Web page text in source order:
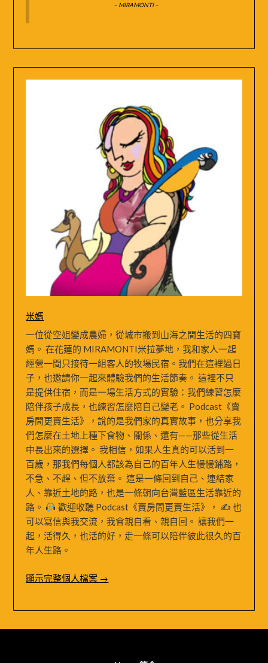
– MIRAMONTI –
米媽
一位從空姐變成農婦，從城市搬到山海之間生活的四寶
媽。 在花蓮的 MIRAMONTI米拉夢地，我和家人一起
經營一間只接待一組客人的牧場民宿。我們在這裡過日
子，也邀請你一起來體驗我們的生活節奏。 這裡不只
是提供住宿，而是一場生活方式的實驗：我們練習怎麼
陪伴孩子成長，也練習怎麼陪自己變老。 Podcast《賣
房間更賣生活》，說的是我們家的真實故事，也分享我
們怎麼在土地上種下食物、關係、還有——那些從生活
中長出來的選擇。 我相信，如果人生真的可以活到一
百歲，那我們每個人都該為自己的百年人生慢慢鋪路，
不急、不趕、但不放棄。 這是一條回到自己、連結家
人、靠近土地的路，也是一條朝向台灣藍區生活靠近的
路。
歡迎收聽 Podcast《賣房間更賣生活》， ✍ 也
可以寫信與我交流，我會親自看、親自回。 讓我們一
起，活得久，也活的好，走一條可以陪伴彼此很久的百
年人生路。
顯示完整個人檔案 →